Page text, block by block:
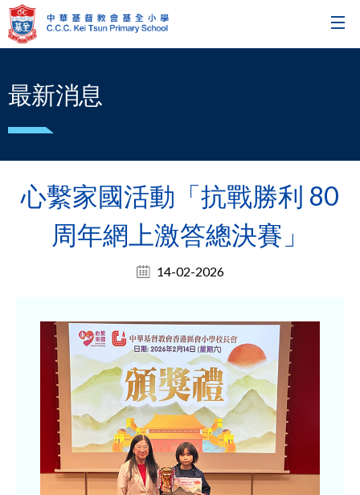
最新消息
心繫家國活動「抗戰勝利 80
周年網上激答總決賽」
14-02-2026